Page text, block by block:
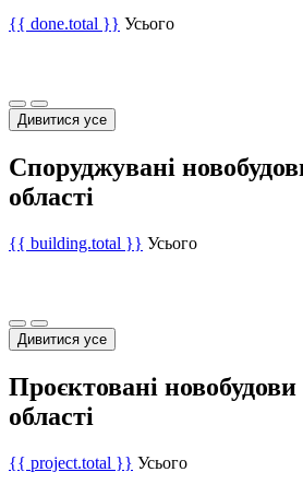
{{ done.total }} Усього
Дивитися усе
Споруджувані
області
{{ building.total }} Усього
Дивитися усе
Проєктовані новобудови
області
{{ project.total }} Усього